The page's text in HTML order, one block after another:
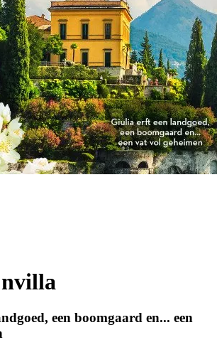
een boomgaard en... een